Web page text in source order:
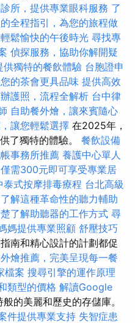
所，提供專業眼科服務 了
全程指引，為您的旅程做
鬆愉快的午後時光 尋找專
偵探服務，協助你解開疑
供獨特的餐飲體驗 台胞證申
的茶會更具品味 提供高效
護照，流程全解析 台中律
自助餐外燴，讓來賓隨心
讓您輕鬆選擇 在2025年，
了獨特的體驗。 餐飲設備
事務所推薦 養護中心單人
僅需300元即可享受專業居
泰式按摩排毒療程 台北高級
解這種革命性的聽力輔助
了解助聽器的工作方式 尋
媽提供專業照顧 舒壓技巧
南和精心設計的計劃都促
燴推薦，完美呈現每一餐
檔案 搜尋引擎的運作原理
類型的價格 解讀Google
的美麗和歷史的存儲庫。
件提供專業支持 失智症患